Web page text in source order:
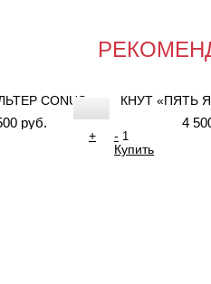
CONUS
руб.
+
КНУТ «ПЯТЬ
4
-
Купить